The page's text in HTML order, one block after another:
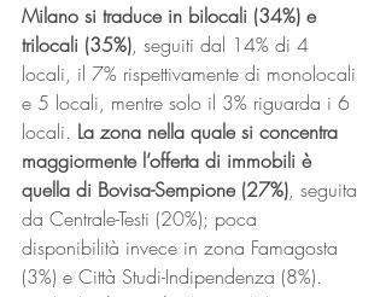
Milano si traduce in bilocali (34%) e
trilocali (35%), seguiti dal 14% di 4
locali, il 7% rispettivamente di monolocali
e 5 locali, mentre solo il 3% riguarda i 6
locali. La zona nella quale si concentra
maggiormente l’offerta di immobili è
quella di Bovisa-Sempione (27%), seguita
da Centrale-Testi (20%); poca
disponibilità invece in zona Famagosta
(3%) e Città Studi-Indipendenza (8%).